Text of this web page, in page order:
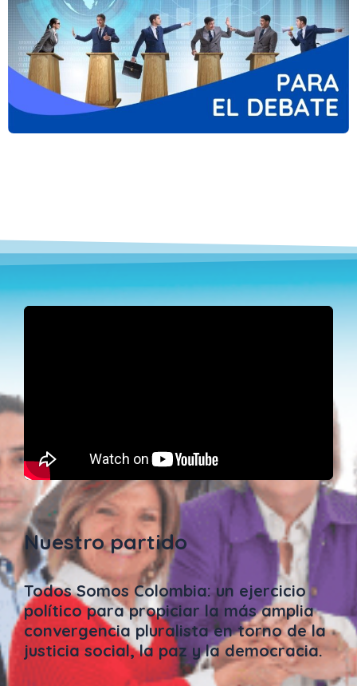
Nuestro partido
Todos Somos Colombia: un ejercicio
político para propiciar la más amplia
convergencia pluralista en torno de la
justicia social, la paz y la democracia.